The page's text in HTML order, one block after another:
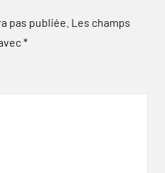
pas publiée. Les champs
*